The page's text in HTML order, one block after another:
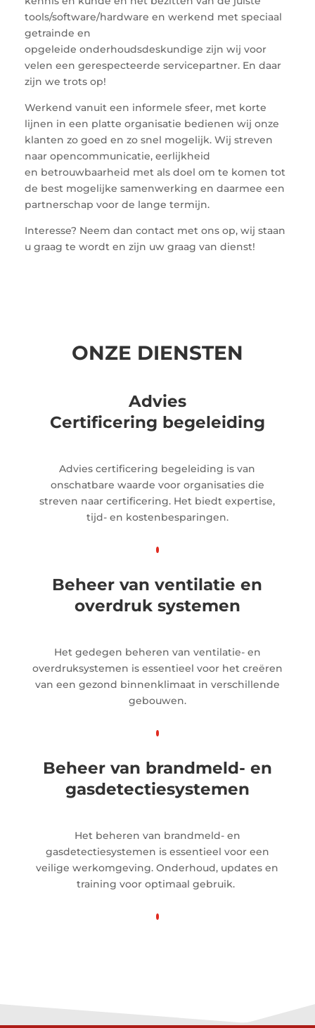
tools/software/hardware en werkend met speciaal
getrainde en
opgeleide onderhoudsdeskundige zijn wij voor
velen een gerespecteerde servicepartner. En daar
zijn we trots op!
Werkend vanuit een informele sfeer, met korte
lijnen in een platte organisatie bedienen wij onze
klanten zo goed en zo snel mogelijk. Wij streven
naar opencommunicatie, eerlijkheid
en betrouwbaarheid met als doel om te komen tot
de best mogelijke samenwerking en daarmee een
partnerschap voor de lange termijn.
Interesse? Neem dan contact met ons op, wij staan
u graag te wordt en zijn uw graag van dienst!
ONZE DIENSTEN
Advies
Certificering begeleiding
Advies certificering begeleiding is van
onschatbare waarde voor organisaties die
streven naar certificering. Het biedt expertise,
tijd- en kostenbesparingen.
Beheer van ventilatie en
overdruk systemen
Het gedegen beheren van ventilatie- en
overdruksystemen is essentieel voor het creëren
van een gezond binnenklimaat in verschillende
gebouwen.
Beheer van brandmeld- en
gasdetectiesystemen
Het beheren van brandmeld- en
gasdetectiesystemen is essentieel voor een
veilige werkomgeving. Onderhoud, updates en
training voor optimaal gebruik.